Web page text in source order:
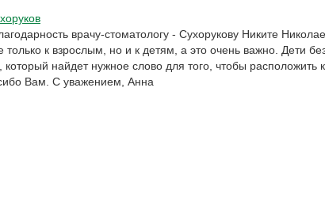
врачу-стоматологу - Сухорукову Никите
только к взрослым, но и к детям, а это очень важно. Дети
найдет нужное слово для того, чтобы
Вам. С уважением, Анна